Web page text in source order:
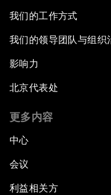
我们的工作方式
我们的领导团队与组织
影响力
北京代表处
更多内容
中心
会议
利益相关方